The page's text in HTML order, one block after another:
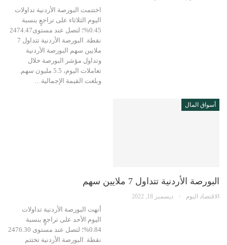
اختتمت البورصة الأردنية تداولات
اليوم الثلاثاء على تراجعٍ بنسبة
0.45%؛ لتصل عند مستوى2474.47
نقطة. البورصة الأردنية تتداول 7
ملايين سهم البورصة الأردنية
وتداول مؤشر البورصة خلال
تعاملات اليوم، 5.5 مليون سهم.
وبلغت القيمة الإجمالية…
أسواق المال
البورصة الأردنية تتداول 7 ملايين سهم
الاقتصاد اليوم ديسمبر 18, 2022
أنهت البورصة الأردنية تداولات
اليوم الأحد على تراجعٍ بنسبة
0.84%؛ لتصل عند مستوى 2476.30
نقطة. البورصة الأردنية تختتم